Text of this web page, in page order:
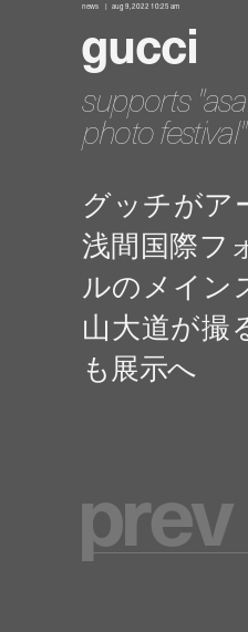
news aug 9, 2022 10:25 am
gucci
supports
photo festival"
prev